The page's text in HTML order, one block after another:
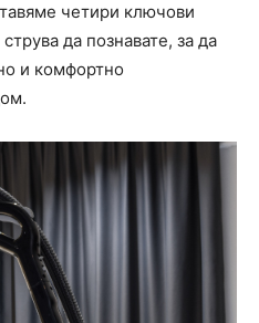
четири ключови
да познавате, за да
и комфортно